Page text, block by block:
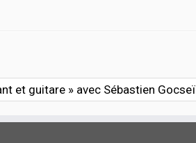
et guitare » avec Sébastien Gocseï